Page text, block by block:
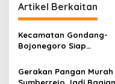
a
v
i
a
Artikel Berkaitan
Kecamatan Gondang-
Bojonegoro Siap
Durian Premium,
Canangkan 1 Rumah 1
Gerakan Pangan